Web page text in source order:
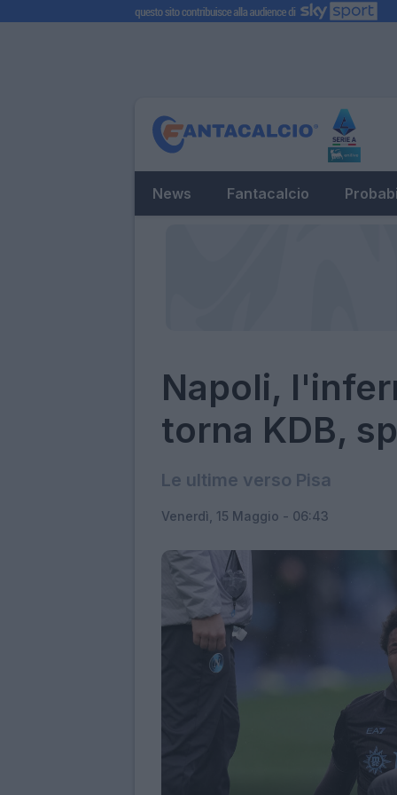
News Fantacalcio
Napoli,
torna KDB,
Le ultime verso Pisa
Venerdì, 15 Maggio - 06:43